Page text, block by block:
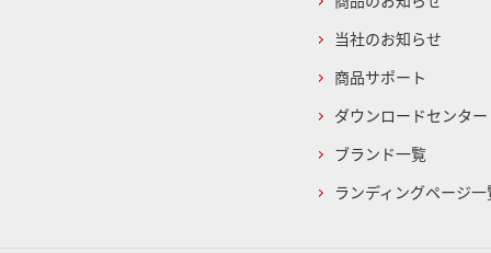
当社のお知らせ
商品サポート
ダウンロードセンター
ブランド一覧
ランディングページ一